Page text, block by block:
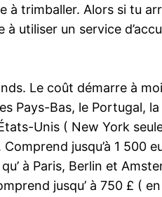
à trimballer. Alors si tu
utiliser un service
Le coût démarre à
Pays-Bas, le Portugal, la
Unis ( New York
jusqu’à 1 500
à Paris, Berlin et
jusqu’ à 750 £ (